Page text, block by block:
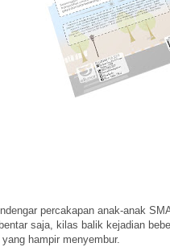
percakapan anak-anak
saja, kilas balik kejadian
hampir menyembur.